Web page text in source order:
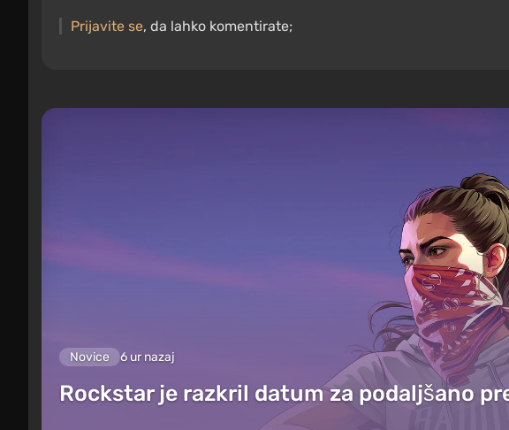
Prijavite se, da lahko komentirate;
Novice 6 ur nazaj
Rockstar je razkril datum za podaljšano